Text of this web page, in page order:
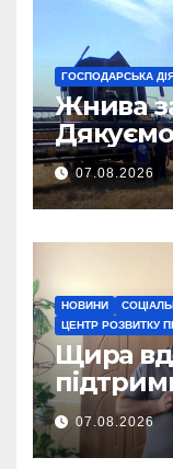
ГОСПОДАРСЬКА
Жнива
07.08.2026
НОВИНИ
ЦЕНТР РОЗВИТКУ
Щира
освіти
07.08.2026